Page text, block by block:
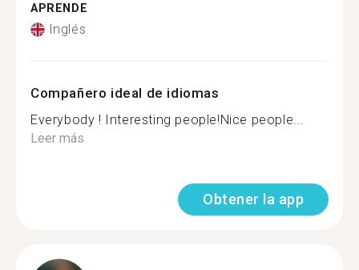
APRENDE
Inglés
Compañero ideal de idiomas
Everybody ! Interesting people!Nice people...
Leer más
Obtener la app